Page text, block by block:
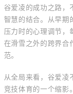
谷爱凌的成功之路，
智慧的结合。从早期
压力时的心理调节，
在滑雪之外的跨界合
范。
从全局来看，谷爱凌
竞技体育的一个缩影